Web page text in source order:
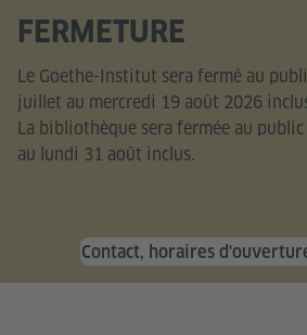
FERMETURE
Le Goethe-Institut sera fermé au
juillet au mercredi 19 août 2026
La bibliothèque sera fermée au
au lundi 31 août inclus.
Contact, horaires